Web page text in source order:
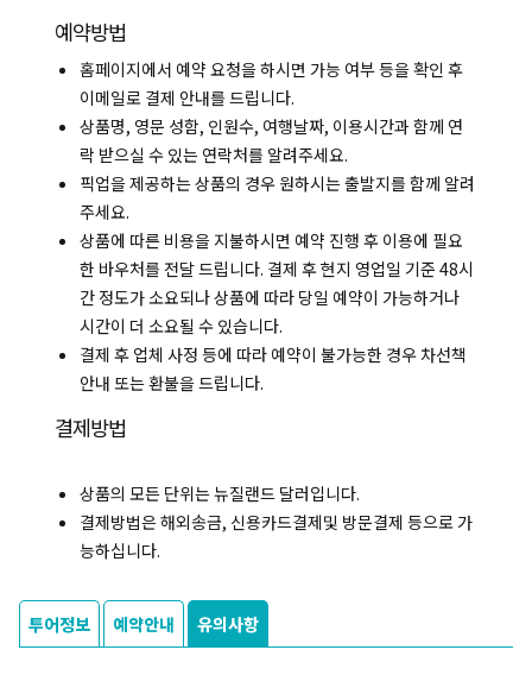
예약방법
홈페이지에서 예약 요청을 하시면 가능 여부 등을 확인 후
이메일로 결제 안내를 드립니다.
상품명, 영문 성함, 인원수, 여행날짜, 이용시간과 함께 연
락 받으실 수 있는 연락처를 알려주세요.
픽업을 제공하는 상품의 경우 원하시는 출발지를 함께 알려
주세요.
상품에 따른 비용을 지불하시면 예약 진행 후 이용에 필요
한 바우처를 전달 드립니다. 결제 후 현지 영업일 기준 48시
간 정도가 소요되나 상품에 따라 당일 예약이 가능하거나
시간이 더 소요될 수 있습니다.
결제 후 업체 사정 등에 따라 예약이 불가능한 경우 차선책
안내 또는 환불을 드립니다.
결제방법
상품의 모든 단위는 뉴질랜드 달러입니다.
결제방법은 해외송금, 신용카드결제및 방문결제 등으로 가
능하십니다.
투어정보 예약안내 유의사항